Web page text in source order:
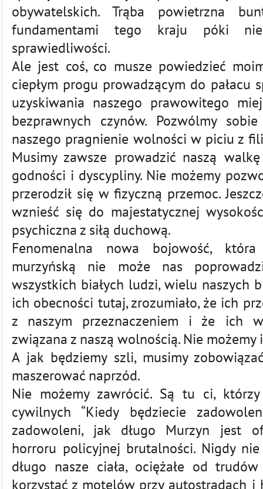
obywatelskich. Trąba powietrzna
fundamentami tego kraju póki
sprawiedliwości.
Ale jest coś, co musze powiedzieć
ciepłym progu prowadzącym do pałacu
uzyskiwania naszego prawowitego
bezprawnych czynów. Pozwólmy
naszego pragnienie wolności w piciu z
Musimy zawsze prowadzić naszą
godności i dyscypliny. Nie możemy
przerodził się w fizyczną przemoc.
wznieść się do majestatycznej
psychiczna z siłą duchową.
Fenomenalna nowa bojowość, która
murzyńską nie może nas
wszystkich białych ludzi, wielu naszych
ich obecności tutaj, zrozumiało, że ich
z naszym przeznaczeniem i że ich
związana z naszą wolnością. Nie możemy
A jak będziemy szli, musimy
maszerować naprzód.
Nie możemy zawrócić. Są tu ci,
cywilnych “Kiedy będziecie
zadowoleni, jak długo Murzyn jest
horroru policyjnej brutalności. Nigdy
długo nasze ciała, ociężałe od
korzystać z motelów przy autostradach